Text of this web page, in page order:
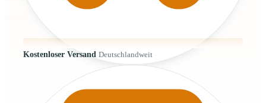
Kostenloser Versand Deutschlandweit